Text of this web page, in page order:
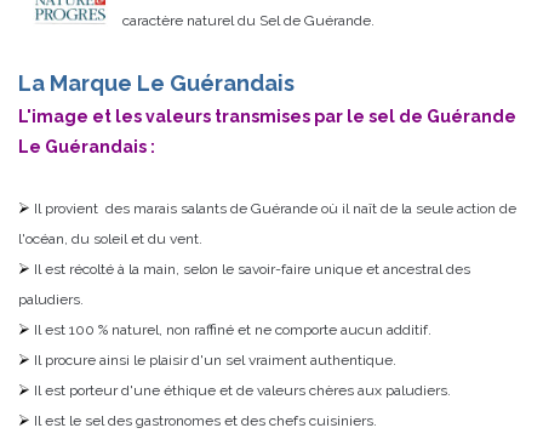
caractère naturel du Sel de Guérande.
La Marque Le Guérandais
L'image et les valeurs transmises par le sel de Guérande
Le Guérandais :
Il provient des marais salants de Guérande où il naît de la seule action de
l'océan, du soleil et du vent.
Il est récolté à la main, selon le savoir-faire unique et ancestral des
paludiers.
Il est 100 % naturel, non raffiné et ne comporte aucun additif.
Il procure ainsi le plaisir d'un sel vraiment authentique.
Il est porteur d'une éthique et de valeurs chères aux paludiers.
Il est le sel des gastronomes et des chefs cuisiniers.